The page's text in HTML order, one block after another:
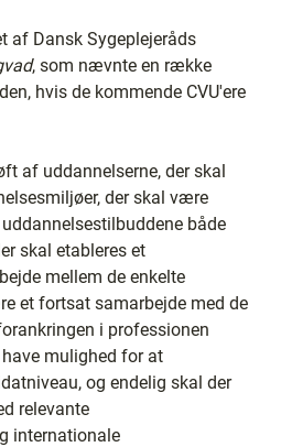
af Dansk Sygeplejeråds
, som nævnte en række
hvis de kommende CVU'ere
af uddannelserne, der skal
der skal være
både
skal etableres et
mellem de enkelte
et fortsat samarbejde med de
i professionen
mulighed for at
og endelig skal der
relevante
internationale